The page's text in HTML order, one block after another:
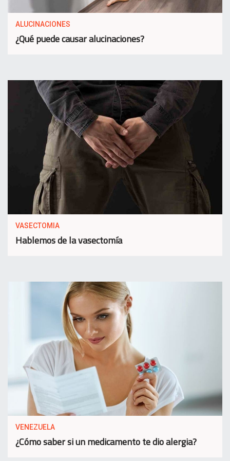
ALUCINACIONES
¿Qué puede causar alucinaciones?
VASECTOMIA
Hablemos de la vasectomía
VENEZUELA
¿Cómo saber si un medicamento te dio alergia?